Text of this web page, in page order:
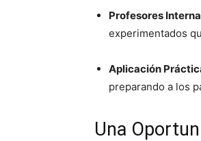
Profesores
experimentados
Aplicación
preparando a los
Una